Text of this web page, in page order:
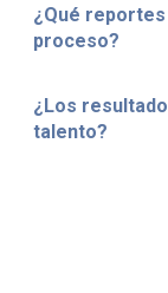
¿Qué
proceso?
¿Los
talento?